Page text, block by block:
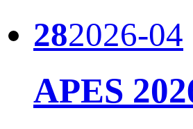
282026-04
APES